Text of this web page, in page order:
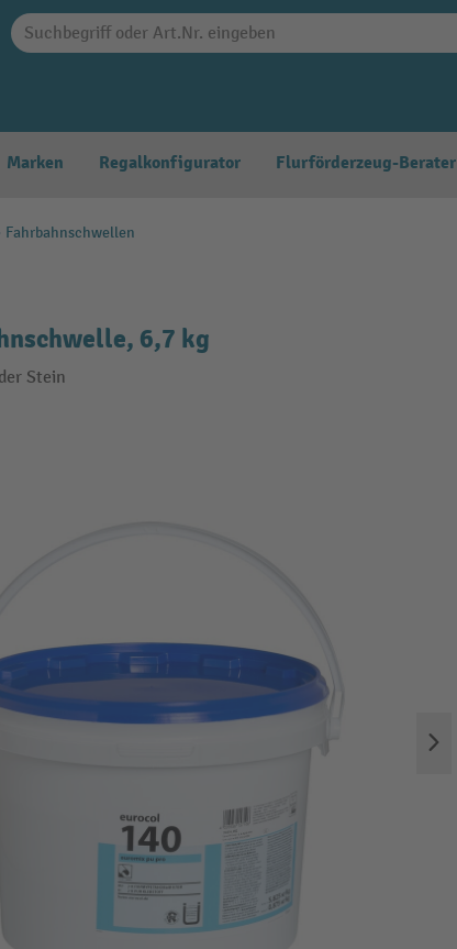
Marken Regalkonfigurator Flurförderzeug-Berater
Fahrbahnschwellen
6,7 kg
Stein